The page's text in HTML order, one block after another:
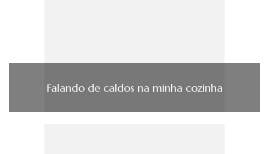
Falando de caldos na minha cozinha